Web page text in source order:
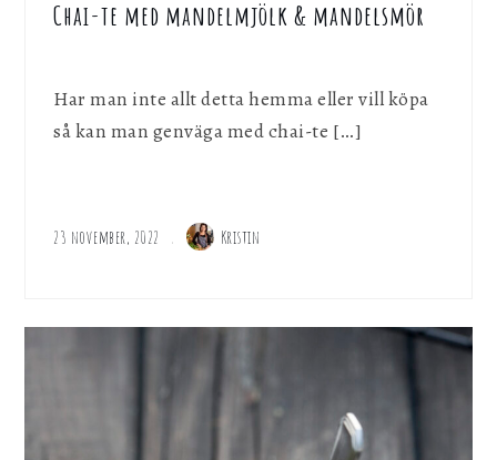
Chai-te med mandelmjölk & mandelsmör
Har man inte allt detta hemma eller vill köpa
så kan man genväga med chai-te […]
23 november, 2022 Kristin